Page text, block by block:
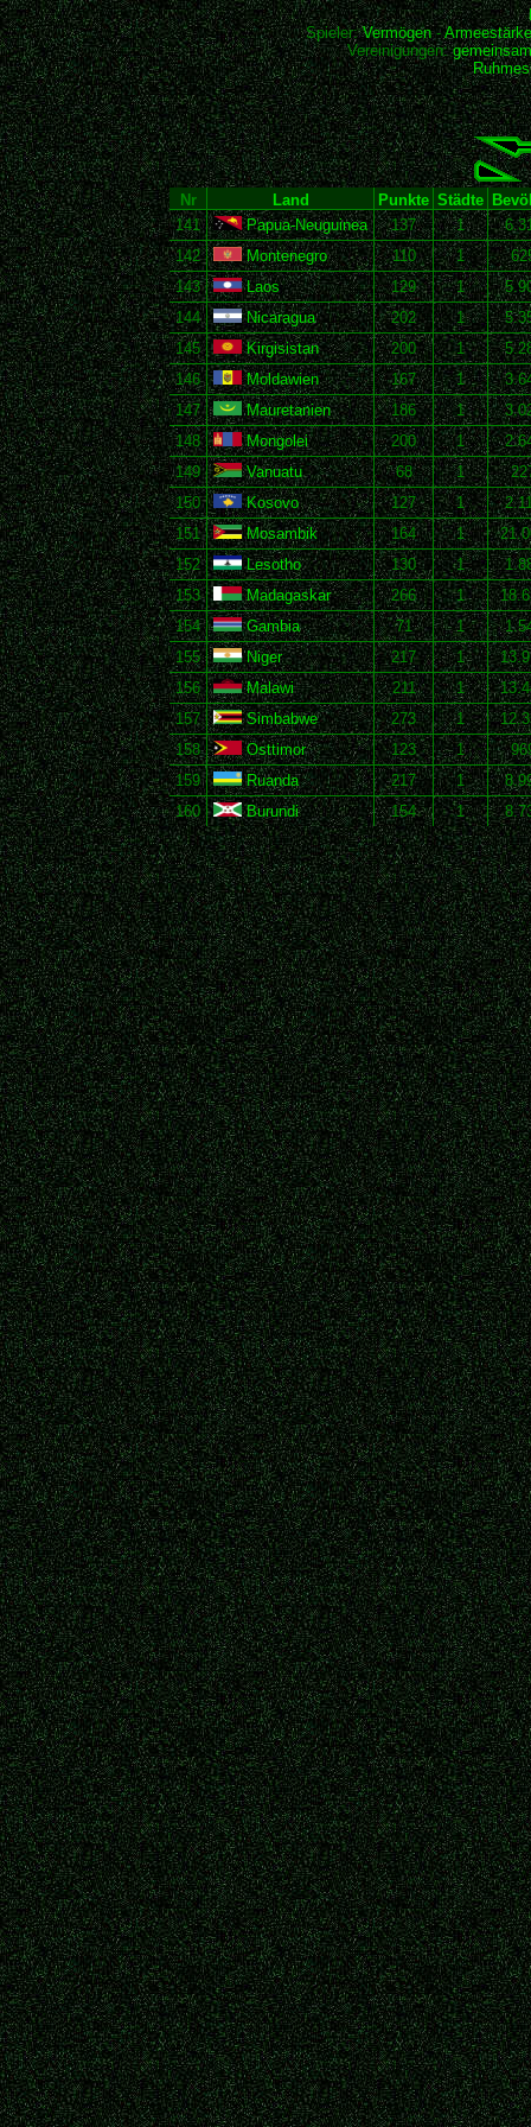
Spieler:Vermögen-Armeestärke
Vereinigungen:
Nr Land Punkte Städte
141
Papua-Neuguinea 137 1
142
Montenegro 110 1
143
Laos 129 1
144
Nicaragua 202 1
145
Kirgisistan 200 1
146
Moldawien 167 1
147
Mauretanien 186 1
148
Mongolei 200 1
149
Vanuatu 68 1
150
Kosovo 127 1
151
Mosambik 164 1
152
Lesotho 130 1
153
Madagaskar 266 1
154
Gambia 71 1
155
Niger 217 1
156
Malawi 211 1
157
Simbabwe 273 1
158
Osttimor 123 1
159
Ruanda 217 1
160
Burundi 154 1